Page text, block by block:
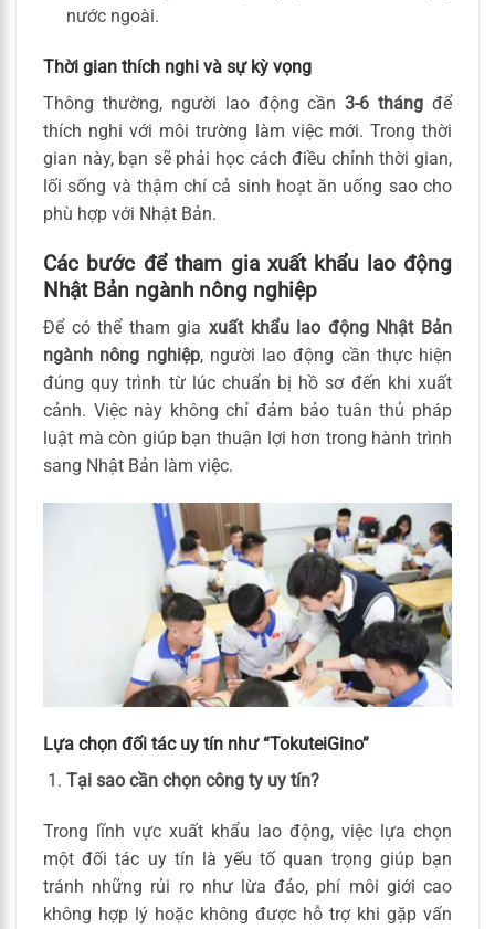
nước ngoài.
Thời gian thích nghi và sự kỳ vọng
Thông thường, người lao động cần3-6 tháng để
thích nghi với môi trường làm việc mới. Trong thời
gian này, bạn sẽ phải học cách điều chỉnh thời gian,
lối sống và thậm chí cả sinh hoạt ăn uống sao cho
phù hợp với Nhật Bản.
Các bước để tham gia xuất khẩu lao động
Nhật Bản ngành nông nghiệp
Để có thể tham gia xuất khẩu lao động Nhật Bản
ngành nông nghiệp, người lao động cần thực hiện
đúng quy trình từ lúc chuẩn bị hồ sơ đến khi xuất
cảnh. Việc này không chỉ đảm bảo tuân thủ pháp
luật mà còn giúp bạn thuận lợi hơn trong hành trình
sang Nhật Bản làm việc.
Lựa chọn đối tác uy tín như “TokuteiGino”
Tại sao cần chọn công ty uy tín?
Trong lĩnh vực xuất khẩu lao động, việc lựa chọn
một đối tác uy tín là yếu tố quan trọng giúp bạn
tránh những rủi ro như lừa đảo, phí môi giới cao
không hợp lý hoặc không được hỗ trợ khi gặp vấn